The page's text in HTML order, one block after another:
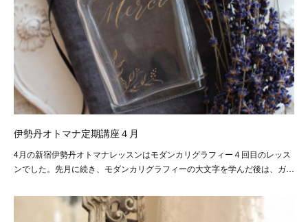
伊勢丹オトマナ定期講座４月
4月の新宿伊勢丹オトマナレッスンはモダンカリグラフィー４回目のレッス
ンでした。先月に続き、モダンカリグラフィーの大文字を学んだ後は、ガ…